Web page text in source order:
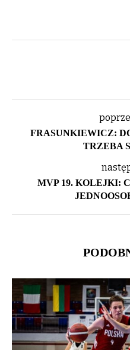
FRASUNKIEWICZ:
TRZEBA
MVP 19. KOLEJKI: